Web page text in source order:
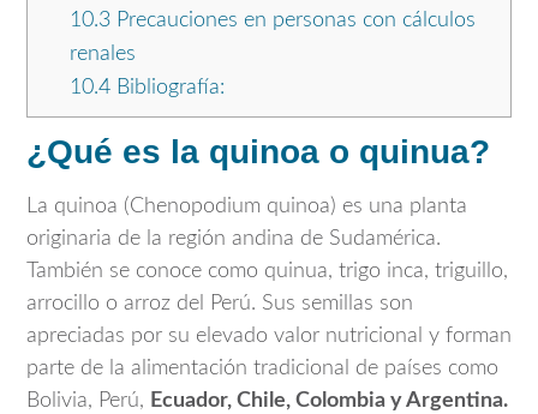
10.3Precauciones en personas con cálculos
renales
10.4Bibliografía:
¿Qué es la quinoa o quinua?
La quinoa (Chenopodium quinoa) es una planta
originaria de la región andina de Sudamérica.
También se conoce como quinua, trigo inca, triguillo,
arrocillo o arroz del Perú. Sus semillas son
apreciadas por su elevado valor nutricional y forman
parte de la alimentación tradicional de países como
Bolivia, Perú, Ecuador, Chile, Colombia y Argentina.